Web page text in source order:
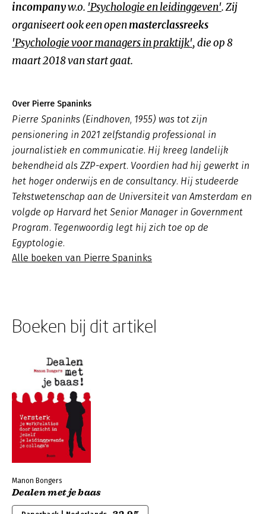
incompanyw.o. 'Psychologie en leidinggeven'. Zij
organiseert ook een openmasterclassreeks
'Psychologie voor managers in praktijk', die op 8
maart 2018 van start gaat.
Over Pierre Spaninks
Pierre Spaninks (Eindhoven, 1955) was tot zijn
pensionering in 2021 zelfstandig professional in
journalistiek en communicatie. Hij kreeg landelijk
bekendheid als ZZP-expert. Voordien had hij gewerkt in
het hoger onderwijs en de consultancy. Hij studeerde
Tekstwetenschap aan de Universiteit van Amsterdam en
volgde op Harvard het Senior Manager in Government
Program. Tegenwoordig legt hij zich toe op de
Egyptologie.
Alle boeken van Pierre Spaninks
Boeken bij dit artikel
Manon Bongers
Dealen met je baas